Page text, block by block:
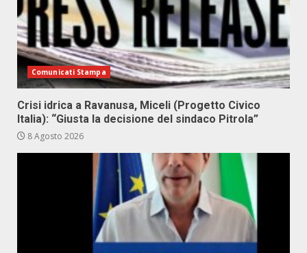
Comunicati Stampa
Crisi idrica a Ravanusa, Miceli (Progetto Civico
Italia): “Giusta la decisione del sindaco Pitrola”
8 Agosto 2026